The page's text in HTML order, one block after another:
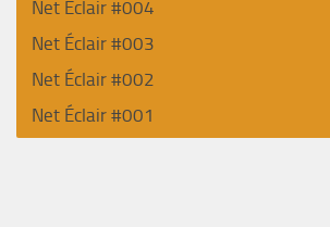
Net Éclair #004
Net Éclair #003
Net Éclair #002
Net Éclair #001